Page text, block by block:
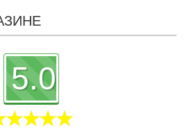
5.0